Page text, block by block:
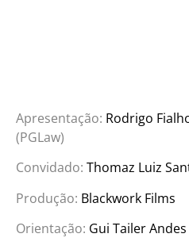
Apresentação: Rodrigo
(PGLaw)
Convidado: Thomaz Luiz
Produção: Blackwork Films
Orientação: Gui Tailer Andes